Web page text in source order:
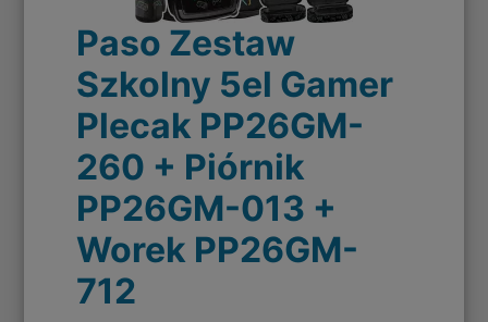
Paso Zestaw
Szkolny 5el Gamer
Plecak PP26GM-
260 + Piórnik
PP26GM-013 +
Worek PP26GM-
712